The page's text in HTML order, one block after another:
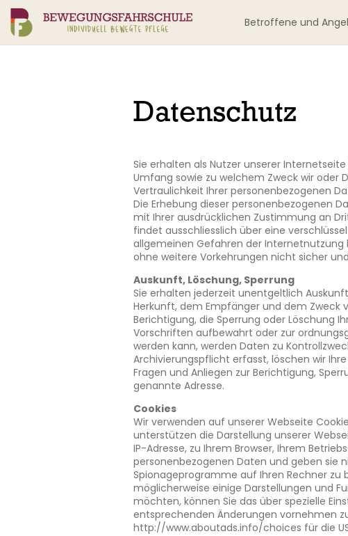
Betroffene und
Datenschutz
Sie erhalten als Nutzer unserer
Umfang sowie zu welchem Zweck wir oder
Vertraulichkeit Ihrer personenbezogenen
Die Erhebung dieser personenbezogenen
mit Ihrer ausdrücklichen Zustimmung an
findet ausschliesslich über eine
allgemeinen Gefahren der Internetnutzung
ohne weitere Vorkehrungen nicht sicher
Auskunft, Löschung, Sperrung
Sie erhalten jederzeit unentgeltlich
Herkunft, dem Empfänger und dem Zweck
Berichtigung, die Sperrung oder Löschung
Vorschriften aufbewahrt oder zur
werden kann, werden Daten zu
Archivierungspflicht erfasst, löschen wir
Fragen und Anliegen zur Berichtigung,
genannte Adresse.
Cookies
Wir verwenden auf unserer Webseite
unterstützen die Darstellung unserer
IP-Adresse, zu Ihrem Browser, Ihrem
personenbezogenen Daten und geben sie
Spionageprogramme auf Ihren Rechner zu
möglicherweise einige Darstellungen und
möchten, können Sie das über spezielle
entsprechenden Änderungen vornehmen
http://www.aboutads.info/choices für die